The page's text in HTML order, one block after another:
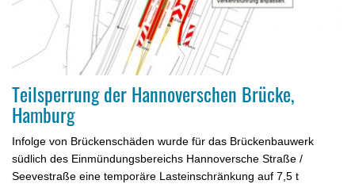
Teilsperrung der Hannoverschen Brücke,
Hamburg
Infolge von Brückenschäden wurde für das Brückenbauwerk
südlich des Einmündungsbereichs Hannoversche Straße /
Seevestraße eine temporäre Lasteinschränkung auf 7,5 t